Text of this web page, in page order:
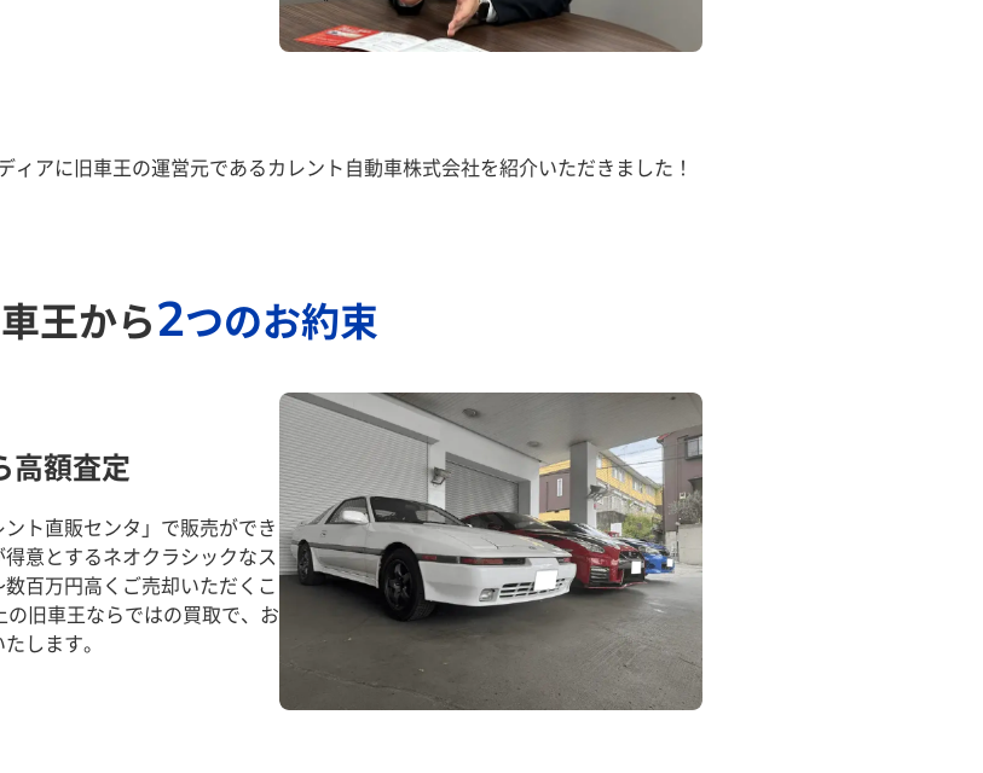
ィアに旧車王の運営元であるカレント自動車株式会社を紹介いただきました！
王から2つのお約束
高額査定
ト直販センタ」で販売ができ
意とするネオクラシックなス
百万円高くご売却いただくこ
旧車王ならではの買取で、お
します。